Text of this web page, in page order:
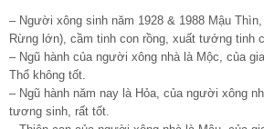
– Người xông sinh năm 1928 & 1988 Mậu
Rừng lớn), cầm tinh con rồng, xuất tướng tinh
– Ngũ hành của người xông nhà là Mộc, của
Thổ không tốt.
– Ngũ hành năm nay là Hỏa, của người xông
tương sinh, rất tốt.